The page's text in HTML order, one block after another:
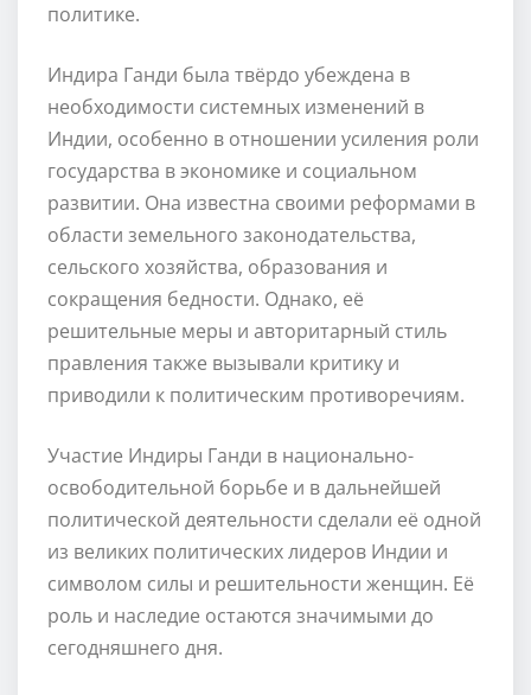
политике.
Индира Ганди была твёрдо убеждена в
необходимости системных изменений в
Индии, особенно в отношении усиления роли
государства в экономике и социальном
развитии. Она известна своими реформами в
области земельного законодательства,
сельского хозяйства, образования и
сокращения бедности. Однако, её
решительные меры и авторитарный стиль
правления также вызывали критику и
приводили к политическим противоречиям.
Участие Индиры Ганди в национально-
освободительной борьбе и в дальнейшей
политической деятельности сделали её одной
из великих политических лидеров Индии и
символом силы и решительности женщин. Её
роль и наследие остаются значимыми до
сегодняшнего дня.